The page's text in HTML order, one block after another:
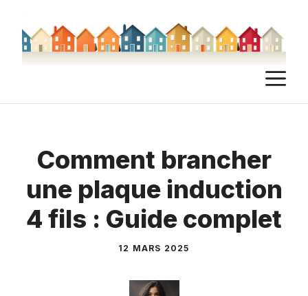
contenu
Comment brancher
une plaque induction
4 fils : Guide complet
12 MARS 2025